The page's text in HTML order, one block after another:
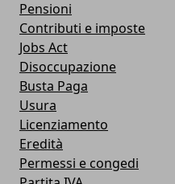
Pensioni
Contributi e imposte
Jobs Act
Disoccupazione
Busta Paga
Usura
Licenziamento
Eredità
Permessi e congedi